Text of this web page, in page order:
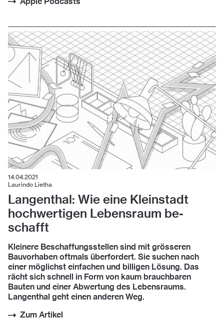
14.04.2021
Laurindo Lietha
Lan­gen­thal: Wie ei­ne Klein­stadt
hoch­wer­ti­gen Le­bens­raum be­
schafft
Kleinere Beschaffungsstellen sind mit grösseren
Bauvorhaben oftmals überfordert. Sie suchen nach
einer möglichst einfachen und billigen Lösung. Das
rächt sich schnell in Form von kaum brauchbaren
Bauten und einer Abwertung des Lebensraums.
Langenthal geht einen anderen Weg.
Zum Artikel